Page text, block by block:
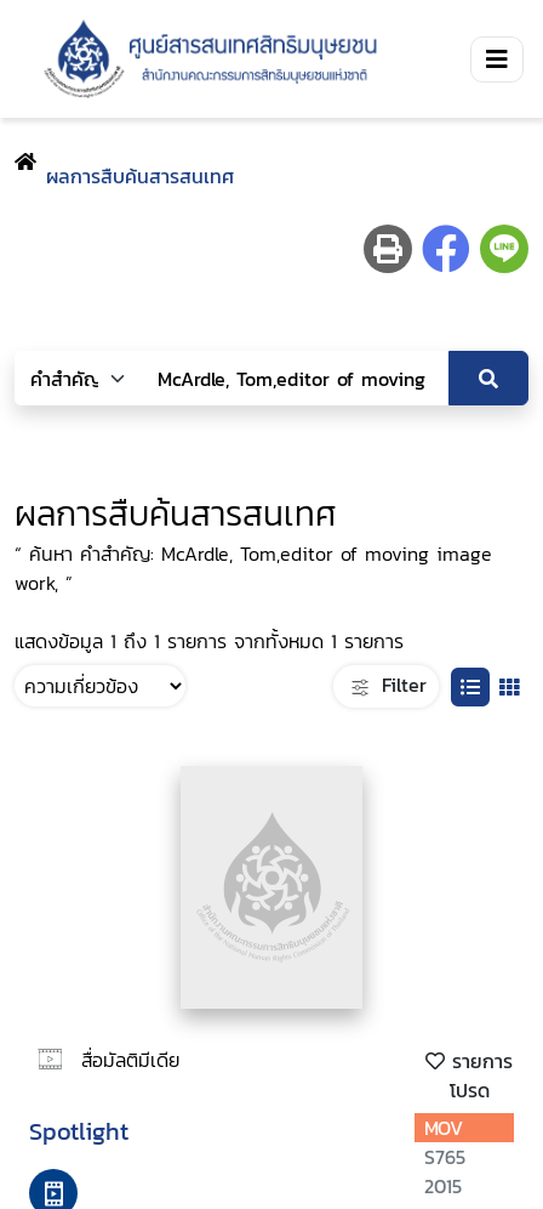
ผลการสืบค้นสารสนเทศ
ผลการสืบค้นสารสนเทศ
“ ค้นหา คำสำคัญ: McArdle, Tom,editor of moving image
work, ”
แสดงข้อมูล 1 ถึง 1 รายการ จากทั้งหมด 1 รายการ
Filter
สื่อมัลติมีเดีย
รายการ
โปรด
Spotlight
MOV
S765
2015